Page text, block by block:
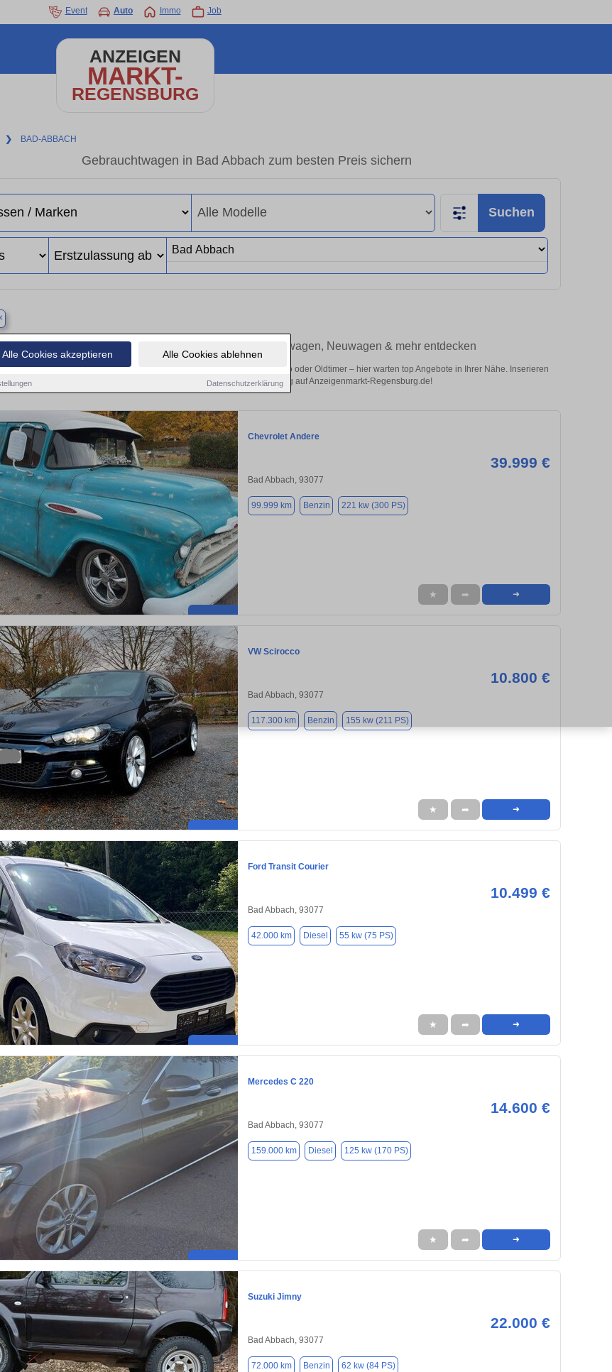
Alle Cookies akzeptieren Alle Cookies ablehnen
Datenschutzerklärung
Event Auto Immo Job
ANZEIGEN
MARKT-
REGENSBURG
❯ BAD-ABBACH
Gebrauchtwagen in Bad Abbach zum besten Preis sichern
Suchen
Ihr perfektes Autoangebot in Bad Abbach – Gebrauchtwagen, Neuwagen & mehr entdecken
einem Gebrauchtwagen in Bad Abbach? Ob Kleinwagen, SUV, Cabrio oder Oldtimer – hier warten top Angebote in Ihrer Nähe. Inserieren
Sie Ihr Auto kostenlos oder finden Sie Ihr nächstes Fahrzeug auf Anzeigenmarkt-Regensburg.de!
Chevrolet Andere
39.999 €
Bad Abbach, 93077
99.999 km Benzin 221 kw (300 PS)
★ ➦ ➜
VW Scirocco
10.800 €
Bad Abbach, 93077
117.300 km Benzin 155 kw (211 PS)
★ ➦ ➜
Ford Transit Courier
10.499 €
Bad Abbach, 93077
42.000 km Diesel 55 kw (75 PS)
★ ➦ ➜
Mercedes C 220
14.600 €
Bad Abbach, 93077
159.000 km Diesel 125 kw (170 PS)
★ ➦ ➜
Suzuki Jimny
22.000 €
Bad Abbach, 93077
72.000 km Benzin 62 kw (84 PS)